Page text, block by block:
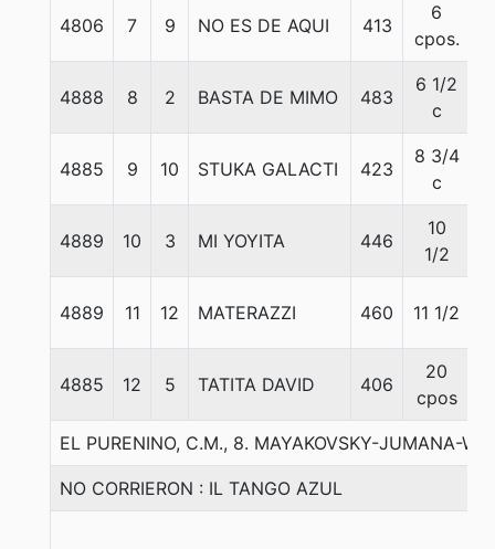
4806 7 9 NO ES DE AQUI 413
6
cpos.
4888 8 2 BASTA DE MIMO 483
6 1/2
c
4885 9 10 STUKA GALACTI 423
8 3/4
c
4889 10 3 MI YOYITA 446
10
1/2
4889 11 12 MATERAZZI 460 11 1/2
4885 12 5 TATITA DAVID 406
20
cpos
EL PURENINO, C.M., 8. MAYAKOVSKY-JUMANA-
NO CORRIERON : IL TANGO AZUL